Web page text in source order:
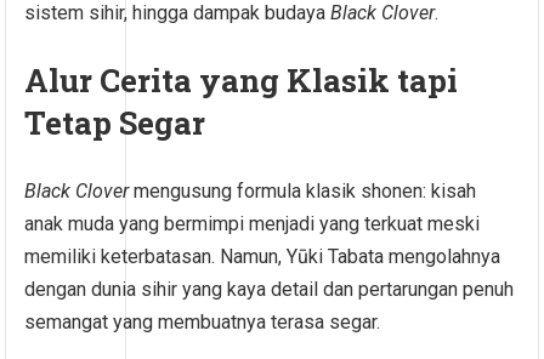
sistem sihir, hingga dampak budayaBlack Clover.
Alur Cerita yang Klasik tapi
Tetap Segar
Black Clovermengusung formula klasik shonen: kisah
anak muda yang bermimpi menjadi yang terkuat meski
memiliki keterbatasan. Namun, Yūki Tabata mengolahnya
dengan dunia sihir yang kaya detail dan pertarungan penuh
semangat yang membuatnya terasa segar.